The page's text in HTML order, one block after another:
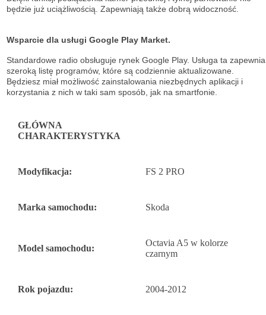
będzie już uciążliwością. Zapewniają także dobrą widoczność.
Wsparcie dla usługi Google Play Market.
Standardowe radio obsługuje rynek Google Play. Usługa ta zapewnia
szeroką listę programów, które są codziennie aktualizowane.
Będziesz miał możliwość zainstalowania niezbędnych aplikacji i
korzystania z nich w taki sam sposób, jak na smartfonie.
GŁÓWNA
CHARAKTERYSTYKA
Modyfikacja: FS 2 PRO
Marka samochodu: Skoda
Model samochodu:
Octavia A5 w kolorze
czarnym
Rok pojazdu: 2004-2012